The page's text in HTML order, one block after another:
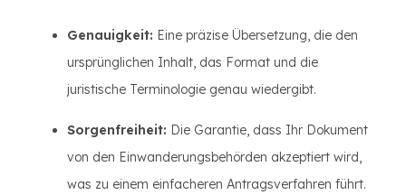
Genauigkeit: Eine präzise Übersetzung, die den
ursprünglichen Inhalt, das Format und die
juristische Terminologie genau wiedergibt.
Sorgenfreiheit: Die Garantie, dass Ihr Dokument
von den Einwanderungsbehörden akzeptiert wird,
was zu einem einfacheren Antragsverfahren führt.